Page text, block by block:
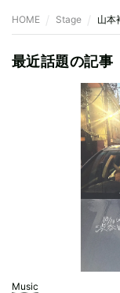
HOME Stage 山本
最近話題の記事
Music